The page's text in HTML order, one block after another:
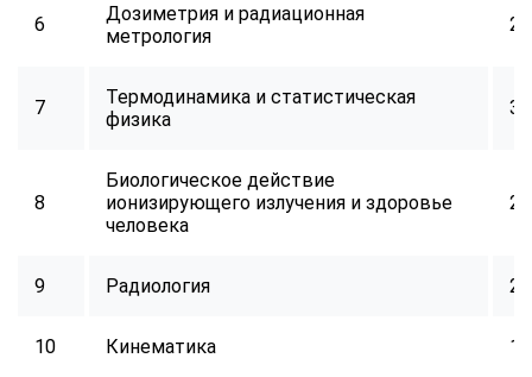
6
Дозиметрия и радиационная
метрология
24
7
Термодинамика и статистическая
физика
32
8
Биологическое действие
ионизирующего излучения и здоровье
человека
24
9 Радиология 24
10 Кинематика 16